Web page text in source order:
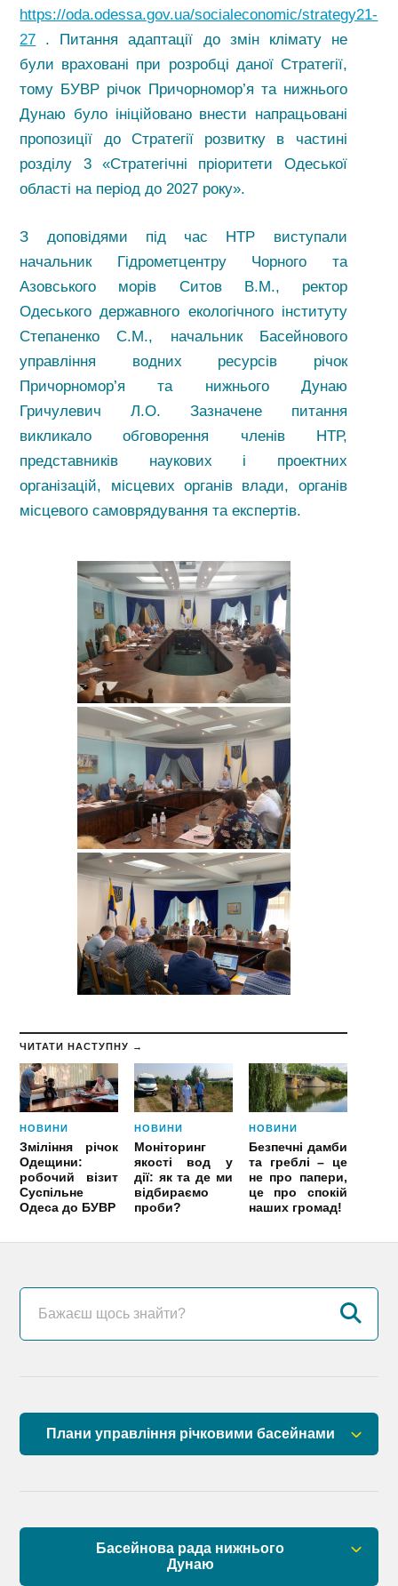
https://oda.odessa.gov.ua/socialeconomic/strategy21-
27 . Питання адаптації до змін клімату не
були враховані при розробці даної Стратегії,
тому БУВР річок Причорномор’я та нижнього
Дунаю було ініційовано внести напрацьовані
пропозиції до Стратегії розвитку в частині
розділу 3 «Стратегічні пріоритети Одеської
області на період до 2027 року».
З доповідями під час НТР виступали
начальник Гідрометцентру Чорного та
Азовського морів Ситов В.М., ректор
Одеського державного екологічного інституту
Степаненко С.М., начальник Басейнового
управління водних ресурсів річок
Причорномор’я та нижнього Дунаю
Гричулевич Л.О. Зазначене питання
викликало обговорення членів НТР,
представників наукових і проектних
організацій, місцевих органів влади, органів
місцевого самоврядування та експертів.
ЧИТАТИ НАСТУПНУ →
НОВИНИ
Зміління річок
Одещини:
робочий візит
Суспільне
Одеса до БУВР
НОВИНИ
Моніторинг
якості вод у
дії: як та де ми
відбираємо
проби?
НОВИНИ
Безпечні дамби
та греблі – це
не про папери,
це про спокій
наших громад!
Плани управління річковими басейнами
Басейнова рада нижнього
Дунаю